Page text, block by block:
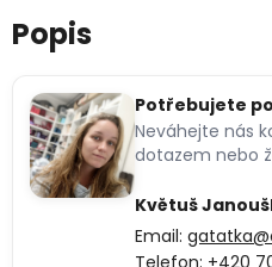
Popis
Potřebujete
Neváhejte nás
dotazem nebo
Květuš
Email:
Telefon: +420